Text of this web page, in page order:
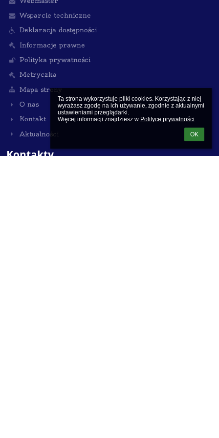
Ta strona wykorzystuje pliki cookies. Korzystając z niej
wyrażasz zgodę na ich używanie, zgodnie z aktualnymi
ustawieniami przeglądarki.
Więcej informacji znajdziesz w Polityce prywatności.
OK
Wsparcie techniczne
Deklaracja dostępności
Informacje prawne
Polityka prywatności
Metryczka
Mapa strony
O nas
Kontakt
Aktualności
Kontakty